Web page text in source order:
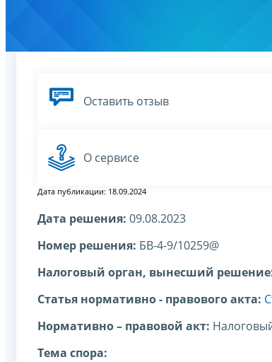
Оставить отзыв
О сервисе
Дата публикации: 18.09.2024
Дата решения: 09.08.2023
Номер решения: БВ-4-9/10259@
Налоговый орган, вынесший
Статья нормативно - правового акта:
Нормативно – правовой акт:
Тема спора: